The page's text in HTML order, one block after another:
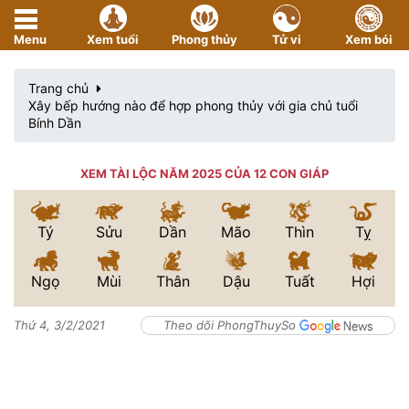
Menu Xem tuổi Phong thủy Tử vi Xem bói
Trang chủ
Xây bếp hướng nào để hợp phong thủy với gia chủ tuổi
Bính Dần
XEM TÀI LỘC NĂM 2025 CỦA 12 CON GIÁP
Tý Sửu Dần Mão Thìn Tỵ
Ngọ Mùi Thân Dậu Tuất Hợi
Thứ 4, 3/2/2021 Theo dõi PhongThuySo